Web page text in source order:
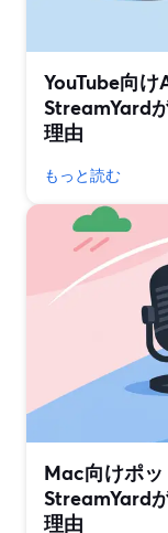
YouTube向け
StreamYard
理由
もっと読む
Mac向けポッ
StreamYard
理由